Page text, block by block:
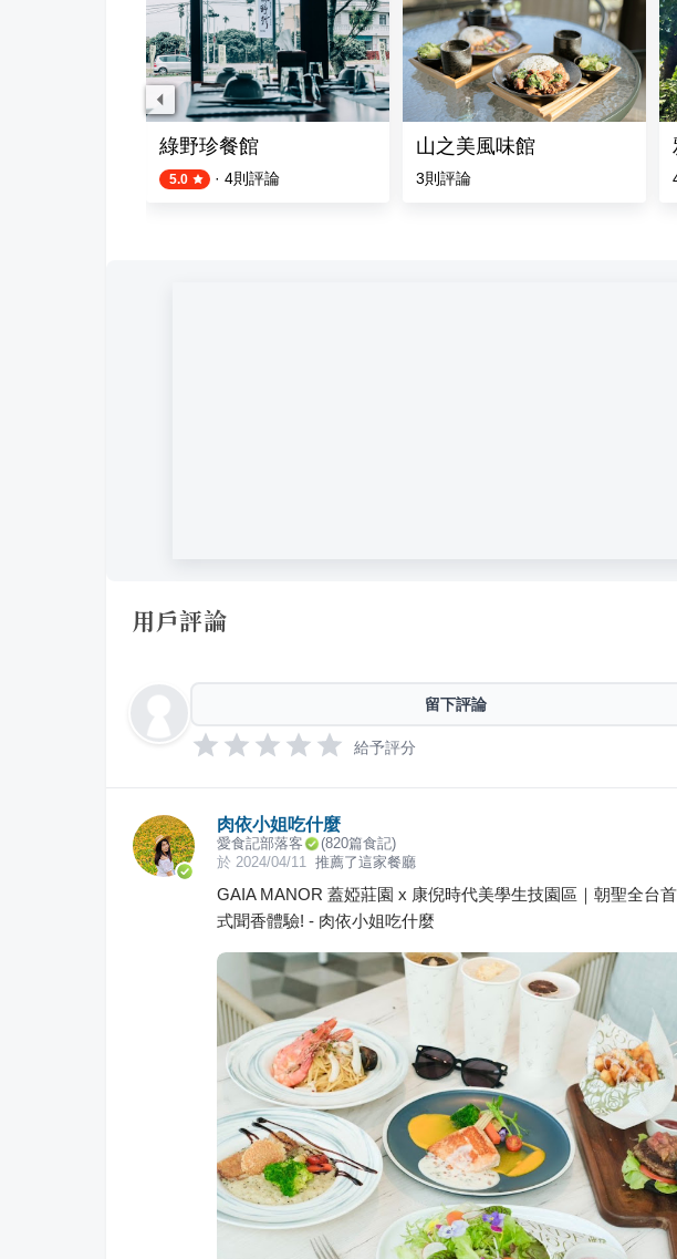
綠野珍餐館
5.0 · 4則評論
山之美風味館
3則評論
用戶評論
留下評論
給予評分
肉依小姐吃什麼
愛食記部落客 (820篇食記)
於 2024/04/11 推薦了這家餐廳
GAIA MANOR 蓋婭莊園 x 康倪時代美學生技園區｜朝聖全台
式聞香體驗! - 肉依小姐吃什麼